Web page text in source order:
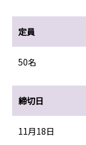
定員
50名
締切日
11月18日